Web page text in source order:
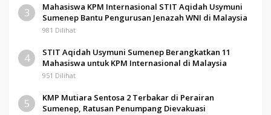
3
Mahasiswa KPM Internasional STIT Aqidah Usymuni
Sumenep Bantu Pengurusan Jenazah WNI di Malaysia
981 Dilihat
4
STIT Aqidah Usymuni Sumenep Berangkatkan 11
Mahasiswa untuk KPM Internasional di Malaysia
951 Dilihat
5
KMP Mutiara Sentosa 2 Terbakar di Perairan
Sumenep, Ratusan Penumpang Dievakuasi